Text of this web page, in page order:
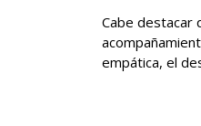
Cabe destacar
empática, el